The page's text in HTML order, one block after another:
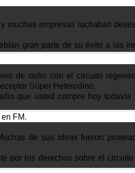
muchas empresas luchaban
gran parte de su éxito a las
de radio con el circuito
Súper Heterodino.
que usted compre hoy todavía
FM.
de sus ideas fueron
por los derechos sobre el